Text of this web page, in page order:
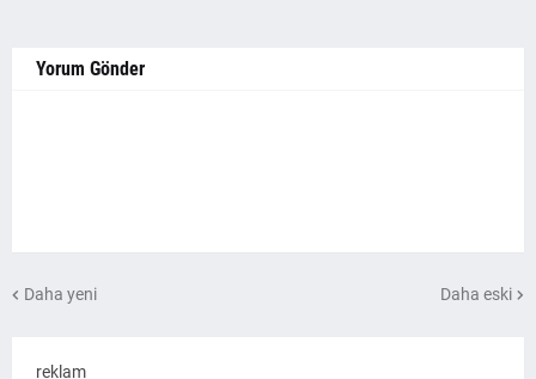
Yorum Gönder
Daha yeni Daha eski
reklam